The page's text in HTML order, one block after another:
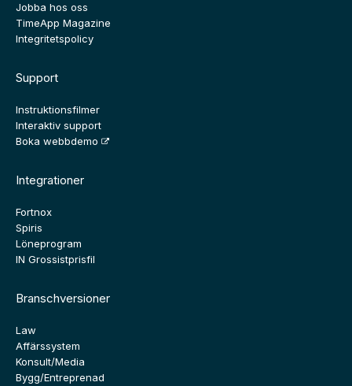
Jobba hos oss
TimeApp Magazine
Integritetspolicy
Support
Instruktionsfilmer
Interaktiv support
Boka webbdemo
Integrationer
Fortnox
Spiris
Löneprogram
IN Grossistprisfil
Branschversioner
Law
Affärssystem
Konsult/Media
Bygg/Entreprenad